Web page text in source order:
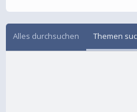
Alles durchsuchen Themen